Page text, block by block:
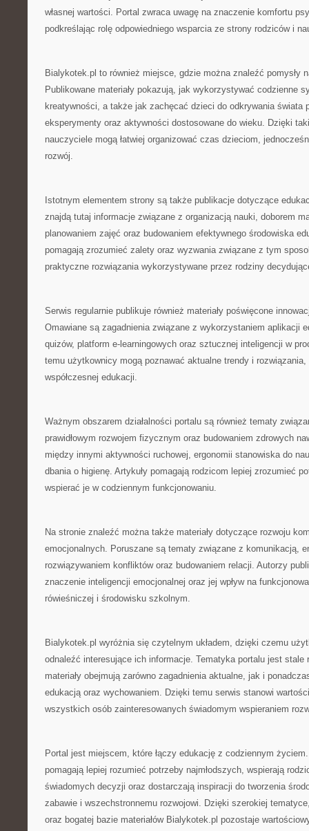
własnej wartości. Portal zwraca uwagę na znaczenie komfortu
podkreślając rolę odpowiedniego wsparcia ze strony rodziców i
Bialykotek.pl to również miejsce, gdzie można znaleźć pomysły
Publikowane materiały pokazują, jak wykorzystywać codzienne
kreatywności, a także jak zachęcać dzieci do odkrywania świata
eksperymenty oraz aktywności dostosowane do wieku. Dzięki
nauczyciele mogą łatwiej organizować czas dzieciom,
rozwój.
Istotnym elementem strony są także publikacje dotyczące
znajdą tutaj informacje związane z organizacją nauki, doborem
planowaniem zajęć oraz budowaniem efektywnego środowiska
pomagają zrozumieć zalety oraz wyzwania związane z tym
praktyczne rozwiązania wykorzystywane przez rodziny
Serwis regularnie publikuje również materiały poświęcone
Omawiane są zagadnienia związane z wykorzystaniem aplikacji
quizów, platform e-learningowych oraz sztucznej inteligencji w
temu użytkownicy mogą poznawać aktualne trendy i rozwiązania,
współczesnej edukacji.
Ważnym obszarem działalności portalu są również tematy
prawidłowym rozwojem fizycznym oraz budowaniem zdrowych
między innymi aktywności ruchowej, ergonomii stanowiska do
dbania o higienę. Artykuły pomagają rodzicom lepiej zrozumieć
wspierać je w codziennym funkcjonowaniu.
Na stronie znaleźć można także materiały dotyczące rozwoju
emocjonalnych. Poruszane są tematy związane z komunikacją,
rozwiązywaniem konfliktów oraz budowaniem relacji. Autorzy
znaczenie inteligencji emocjonalnej oraz jej wpływ na
rówieśniczej i środowisku szkolnym.
Bialykotek.pl wyróżnia się czytelnym układem, dzięki czemu
odnaleźć interesujące ich informacje. Tematyka portalu jest stale
materiały obejmują zarówno zagadnienia aktualne, jak i
edukacją oraz wychowaniem. Dzięki temu serwis stanowi
wszystkich osób zainteresowanych świadomym wspieraniem
Portal jest miejscem, które łączy edukację z codziennym
pomagają lepiej rozumieć potrzeby najmłodszych, wspierają
świadomych decyzji oraz dostarczają inspiracji do tworzenia
zabawie i wszechstronnemu rozwojowi. Dzięki szerokiej
oraz bogatej bazie materiałów Bialykotek.pl pozostaje